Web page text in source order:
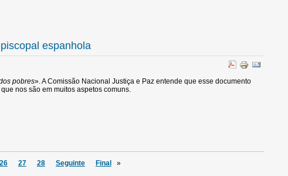
espanhola
pobres». A Comissão Nacional Justiça e Paz entende que esse documento
nos são em muitos aspetos comuns.
26 27 28 Seguinte Final »